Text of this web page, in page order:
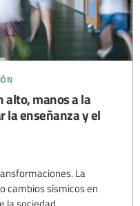
alto, manos a la
la enseñanza y el
La
cambios sísmicos en